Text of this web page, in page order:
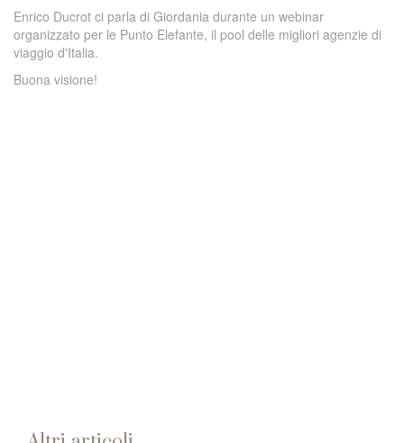
Enrico Ducrot ci parla di Giordania durante un webinar
organizzato per le Punto Elefante, il pool delle migliori agenzie di
viaggio d'Italia.
Buona visione!